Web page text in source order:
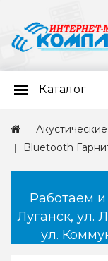
Каталог
Bluetooth
Работаем и
Луганск, ул.
ул.